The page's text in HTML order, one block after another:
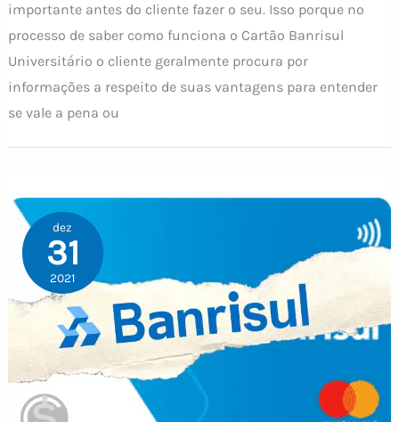
importante antes do cliente fazer o seu. Isso porque no
processo de saber como funciona o Cartão Banrisul
Universitário o cliente geralmente procura por
informações a respeito de suas vantagens para entender
se vale a pena ou
dez
31
2021